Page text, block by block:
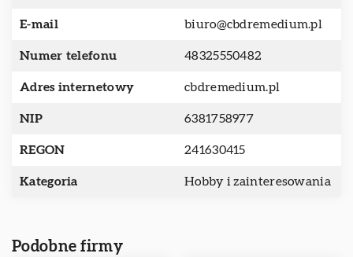
E-mail biuro@cbdremedium.pl
Numer telefonu 48325550482
Adres internetowy cbdremedium.pl
NIP 6381758977
REGON 241630415
Kategoria Hobby i zainteresowania
Podobne firmy